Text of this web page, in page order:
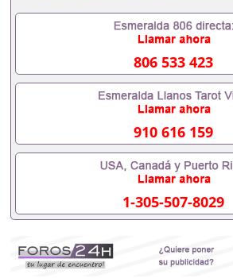
校、转学，甚至是申请工签都可以用
材料，随时都可以安排办理，毕业证
内找工作假的毕业证可以用吗
成绩单可以办学历认证吗551190476
办理什么材料551190476入职事业单
证会查吗551190476入职国企/事业单
料551190476办理假毕业证在国内能
毕业证怎么办, 毕业证丢了怎么办, 没
办理毕业证,没毕业可以办学历认证吗
途辍学、挂科而没有正常毕业
递交材料不齐而被拒之门外
常毕业而导致回国得不到教育部认证
读了,成绩不理想毕不了业怎么办
如何办理本科/硕士毕业证
吗551190476哪里可以买国外文凭
806 533 423
910 616 159
1-305-507-8029